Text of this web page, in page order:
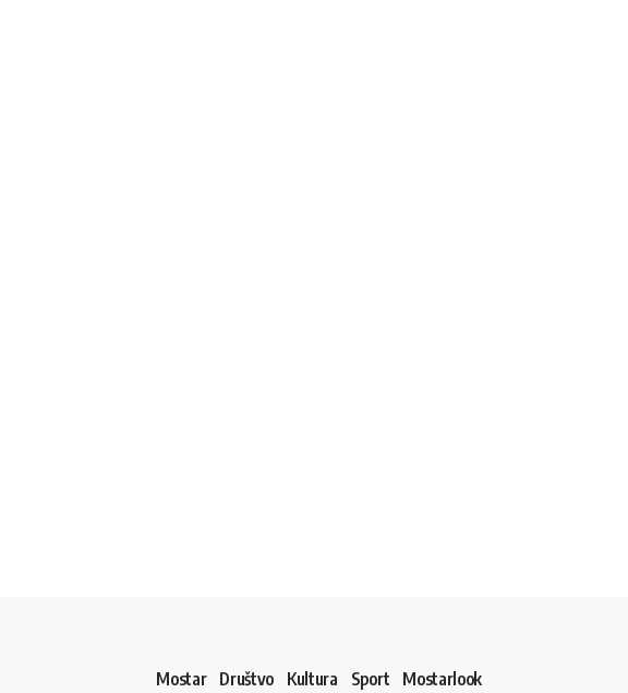
Mostar Društvo Kultura Sport Mostarlook